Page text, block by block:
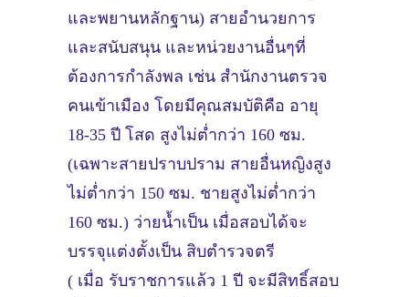
และพยานหลักฐาน) สายอำนวยการ
และสนับสนุน และหน่วยงานอื่นๆที่
ต้องการกำลังพล เช่น สำนักงานตรวจ
คนเข้าเมือง โดยมีคุณสมบัติคือ อายุ
18-35 ปี โสด สูงไม่ต่ำกว่า 160 ซม.
(เฉพาะสายปราบปราม สายอื่นหญิงสูง
ไม่ต่ำกว่า 150 ซม. ชายสูงไม่ต่ำกว่า
160 ซม.) ว่ายน้ำเป็น เมื่อสอบได้จะ
บรรจุแต่งตั้งเป็น สิบตำรวจตรี
( เมื่อ รับราชการแล้ว 1 ปี จะมีสิทธิ์สอบ